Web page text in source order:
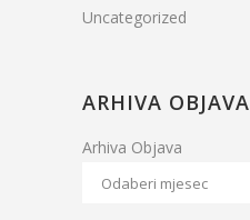
Uncategorized
ARHIVA OBJAVA
Arhiva Objava